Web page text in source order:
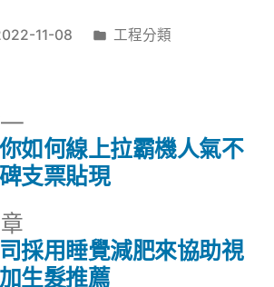
11-08
分
工程分類
一
篇
採用睡覺減肥來協助視
生髮推薦
下
一
篇
如何線上拉霸機人氣不
支票貼現